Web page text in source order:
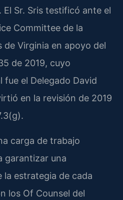
Sr. Sris testificó ante el
Committee de la
de Virginia en apoyo del
de 2019, cuyo
el Delegado David
en la revisión de 2019
carga de trabajo
garantizar una
la estrategia de cada
los Of Counsel del